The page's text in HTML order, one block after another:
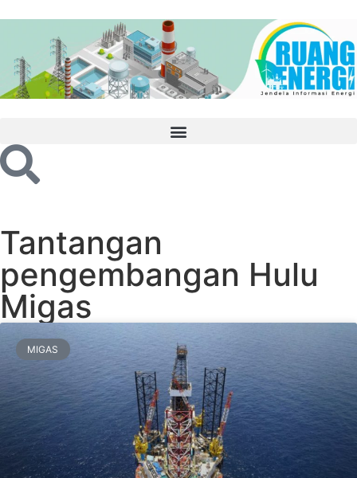
Tantangan
pengembangan Hulu
Migas
MIGAS